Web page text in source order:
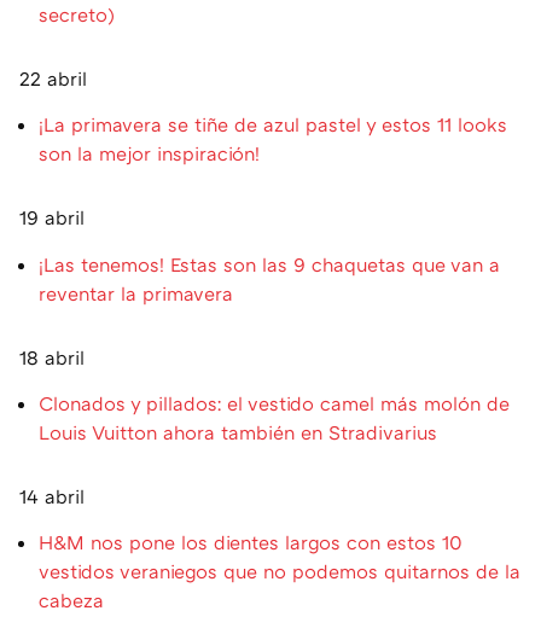
secreto)
22 abril
¡La primavera se tiñe de azul pastel y estos 11 looks
son la mejor inspiración!
19 abril
¡Las tenemos! Estas son las 9 chaquetas que van a
reventar la primavera
18 abril
Clonados y pillados: el vestido camel más molón de
Louis Vuitton ahora también en Stradivarius
14 abril
H&M nos pone los dientes largos con estos 10
vestidos veraniegos que no podemos quitarnos de la
cabeza